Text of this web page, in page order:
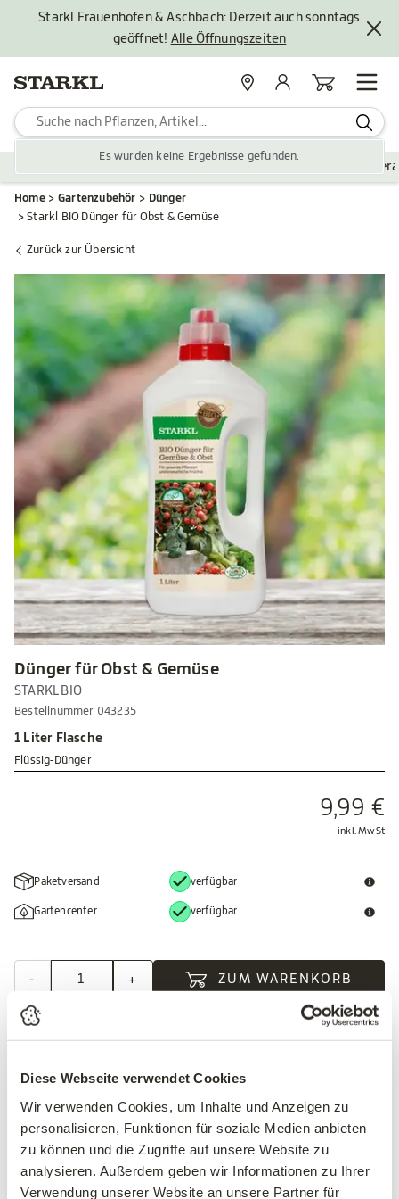
Diese Webseite verwendet Cookies
Wir verwenden Cookies, um Inhalte und Anzeigen zu
personalisieren, Funktionen für soziale Medien anbieten
zu können und die Zugriffe auf unsere Website zu
analysieren. Außerdem geben wir Informationen zu Ihrer
Verwendung unserer Website an unsere Partner für
Starkl Frauenhofen & Aschbach: Derzeit auch sonntags
geöffnet! Alle Öffnungszeiten
Es wurden keine Ergebnisse gefunden.
StandorteMein KontoWarenkorb
Zubehör Gartengestaltung
Home Gartenzubehör
Dünger
Starkl BIO Dünger für Obst & Gemüse
Zurück zur Übersicht
Dünger für Obst & Gemüse
STARKL BIO
Bestellnummer 043235
1 Liter Flasche
Flüssig-Dünger
9,99 €
inkl. MwSt
Paketversand verfügbar
Gartencenter verfügbar
- + ZUM WARENKORB
Beschreibung
Starkl BIO Dünger für Gemüse & Obstpflanzen wurde aus
natürlichen Rohstoffen ohne chemische Zusätze hergestellt
und ist speziell auf die Bedürfnisse von allen fruchttragenden
Pflanzen mit hohem Nährstoffbedarf abgestimmt.